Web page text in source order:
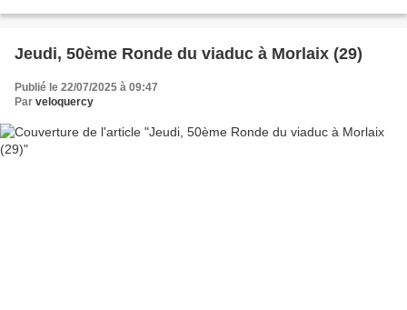
Jeudi, 50ème Ronde du viaduc à Morlaix (29)
Publié le 22/07/2025 à 09:47
Par veloquercy